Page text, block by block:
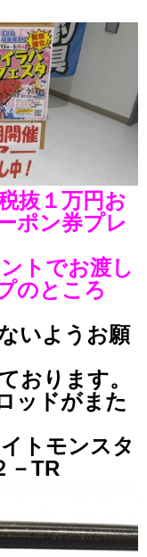
抜１万円お
ポン券プレ
トでお渡し
のところ
いようお願
おります。
ッドがまた
トモンスタ
－TR